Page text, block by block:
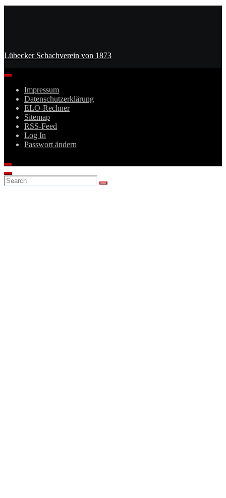
Lübecker Schachverein von 1873
Impressum
Datenschutzerklärung
ELO-Rechner
Sitemap
RSS-Feed
Log In
Passwort ändern